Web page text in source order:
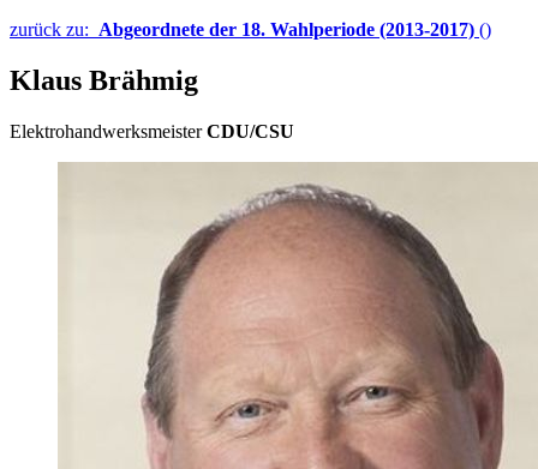
zurück zu: Abgeordnete der 18. Wahlperiode (2013-2017) ()
Klaus Brähmig
Elektrohandwerksmeister CDU/CSU